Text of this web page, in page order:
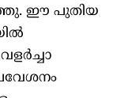
ഈ പുതിയ